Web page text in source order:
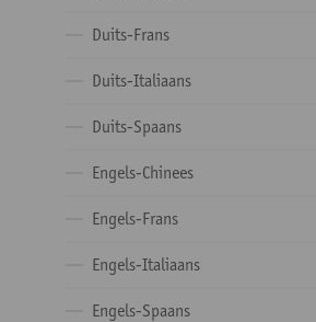
Duits-Frans
Duits-Italiaans
Duits-Spaans
Engels-Chinees
Engels-Frans
Engels-Italiaans
Engels-Spaans